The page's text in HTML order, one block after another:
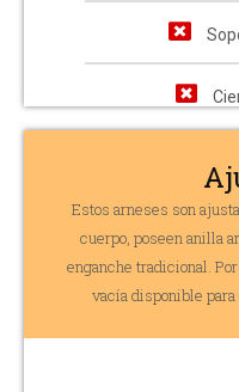
Estos arneses son
cuerpo, poseen anilla
enganche tradicional.
vacía disponible